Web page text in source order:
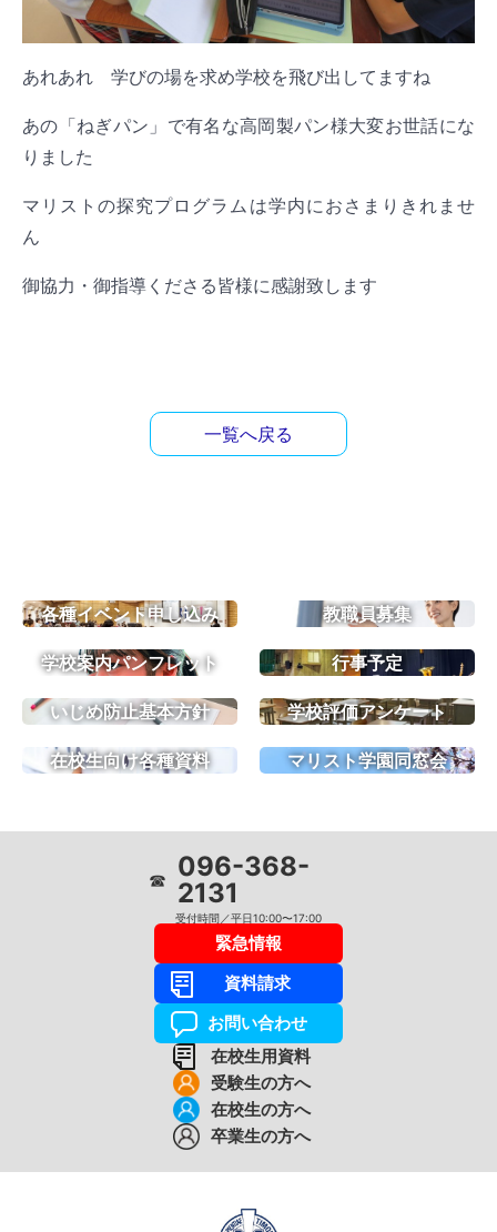
あれあれ 学びの場を求め学校を飛び出してますね
あの「ねぎパン」で有名な高岡製パン様大変お世話にな
りました
マリストの探究プログラムは学内におさまりきれませ
ん
御協力・御指導くださる皆様に感謝致します
一覧へ戻る
各種イベント申し込み 教職員募集
学校案内パンフレット 行事予定
いじめ防止基本方針 学校評価アンケート
在校生向け各種資料 マリスト学園同窓会
☎ 096-368-
2131
受付時間／平日10:00〜17:00
緊急情報
資料請求
お問い合わせ
在校生用資料
受験生の方へ
在校生の方へ
卒業生の方へ